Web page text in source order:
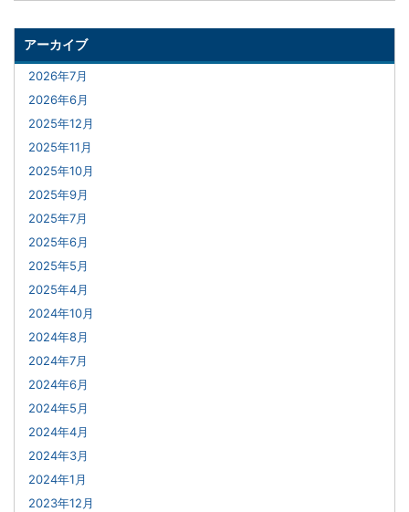
アーカイブ
2026年7月
2026年6月
2025年12月
2025年11月
2025年10月
2025年9月
2025年7月
2025年6月
2025年5月
2025年4月
2024年10月
2024年8月
2024年7月
2024年6月
2024年5月
2024年4月
2024年3月
2024年1月
2023年12月